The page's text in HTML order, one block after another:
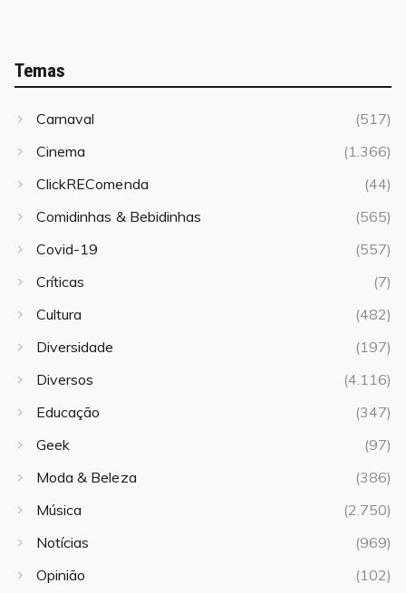
Temas
Carnaval
(517)
Cinema
(1.366)
ClickREComenda
(44)
Comidinhas & Bebidinhas
(565)
Covid-19
(557)
Críticas
(7)
Cultura
(482)
Diversidade
(197)
Diversos
(4.116)
Educação
(347)
Geek
(97)
Moda & Beleza
(386)
Música
(2.750)
Notícias
(969)
Opinião
(102)